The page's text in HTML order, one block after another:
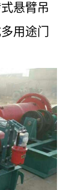
悬臂吊
用途门